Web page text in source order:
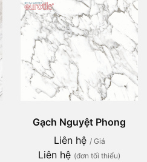
Gạch Nguyệt Phong
Liên hệ / Giá
Liên hệ (đơn tối thiểu)